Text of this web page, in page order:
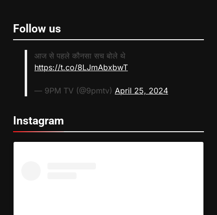
Follow us
आज से पहले कौनसा सच बोले थे
https://t.co/8LJmAbxbwT
— 9PM TV (@9pmtv) April 25, 2024
Instagram